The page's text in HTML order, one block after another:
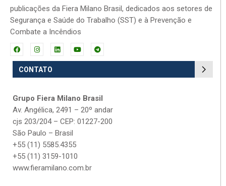
publicações da Fiera Milano Brasil, dedicados aos setores de
Segurança e Saúde do Trabalho (SST) e à Prevenção e
Combate a Incêndios
CONTATO
Grupo Fiera Milano Brasil
Av. Angélica, 2491 – 20º andar
cjs 203/204 – CEP: 01227-200
São Paulo – Brasil
+55 (11) 5585.4355
+55 (11) 3159-1010
www.fieramilano.com.br